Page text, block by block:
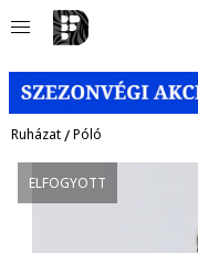
Ruházat/Póló
ELFOGYOTT